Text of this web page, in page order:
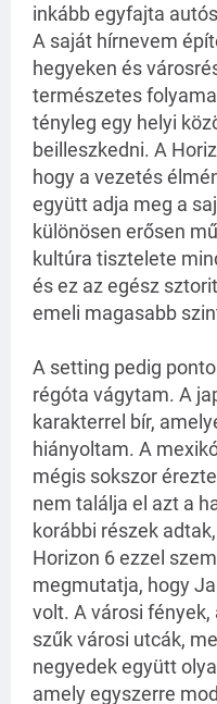
inkább egyfajta
A saját hírnevem
hegyeken és
természetes
tényleg egy helyi
beilleszkedni. A
hogy a vezetés
együtt adja meg a
különösen erősen
kultúra tisztelete
és ez az egész
emeli magasabb
A setting pedig
régóta vágytam. A
karakterrel bír,
hiányoltam. A
mégis sokszor
nem találja el azt a
korábbi részek
Horizon 6 ezzel
megmutatja, hogy
volt. A városi fények,
szűk városi utcák,
negyedek együtt
amely egyszerre